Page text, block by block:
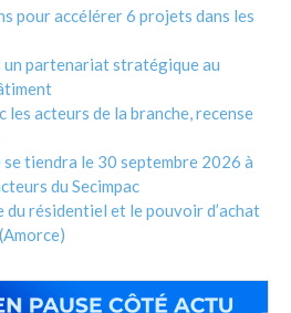
pour accélérer 6 projets dans les
un partenariat stratégique au
les acteurs de la branche, recense
tiendra le 30 septembre 2026 à
du Secimpac
résidentiel et le pouvoir d’achat